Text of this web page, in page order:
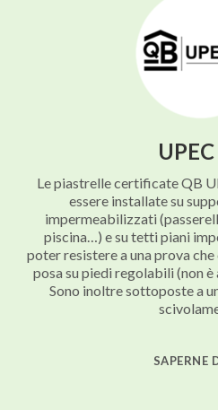
Le piastrelle certificate QB
essere installate su
impermeabilizzati
piscina…) e su tetti piani
poter resistere a una prova
posa su piedi regolabili (non
Sono inoltre sottoposte a
SAPERNE